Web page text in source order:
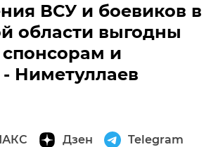
ВСУ и боевиков в
области выгодны
и
Ниметуллаев
Дзен Telegram